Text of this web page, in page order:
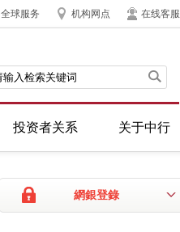
全球服务 机构网点 在线客服
投资者关系 关于中行
網銀登錄